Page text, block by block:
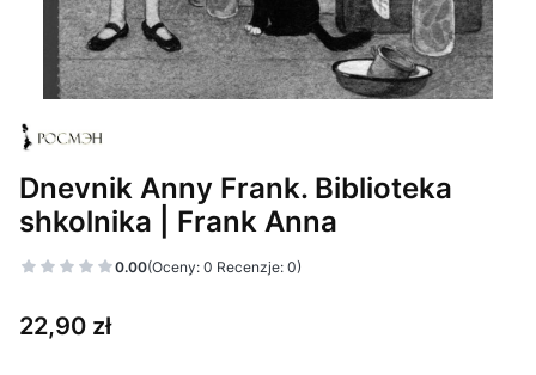
Dnevnik Anny Frank. Biblioteka
shkolnika | Frank Anna
0.00(Oceny: 0 Recenzje: 0)
Cena
22,90 zł